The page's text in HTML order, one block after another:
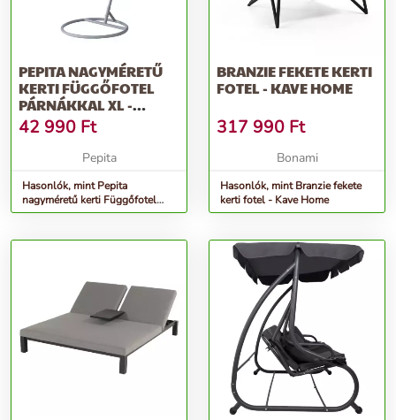
PEPITA NAGYMÉRETŰ
KERTI FÜGGŐFOTEL
PÁRNÁKKAL XL -
EGYSZEMÉLYES -
SZÜRKE
42 990 Ft
Pepita
Hasonlók, mint Pepita
nagyméretű kerti Függőfotel
párnákkal XL - egyszemélyes -
BRANZIE FEKETE KERTI
FOTEL - KAVE HOME
317 990 Ft
Bonami
Hasonlók, mint Branzie fekete
kerti fotel - Kave Home